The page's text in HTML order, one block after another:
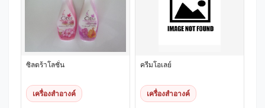
ซิลตร้าโลชั่น
เครื่องสำอางค์
ครีมโอเลย์
เครื่องสำอางค์